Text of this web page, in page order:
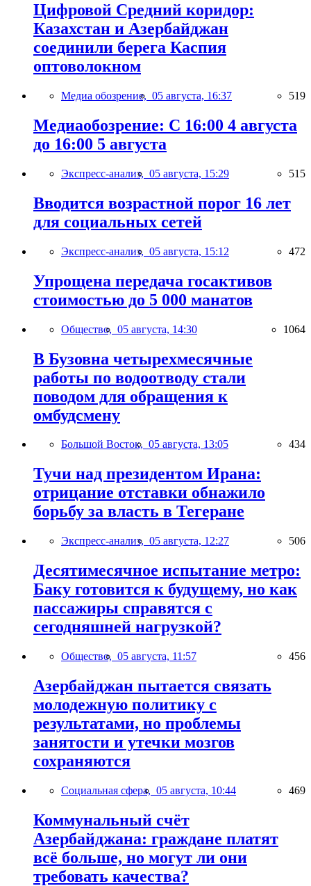
Цифровой Средний коридор:
Казахстан и Азербайджан
соединили берега Каспия
оптоволокном
Медиа обозрение, 05 августа, 16:37 519
Медиаобозрение: С 16:00 4 августа
до 16:00 5 августа
Экспресс-анализ, 05 августа, 15:29 515
Вводится возрастной порог 16 лет
для социальных сетей
Экспресс-анализ, 05 августа, 15:12 472
Упрощена передача госактивов
стоимостью до 5 000 манатов
Общество, 05 августа, 14:30 1064
В Бузовна четырехмесячные
работы по водоотводу стали
поводом для обращения к
омбудсмену
Большой Восток, 05 августа, 13:05 434
Тучи над президентом Ирана:
отрицание отставки обнажило
борьбу за власть в Тегеране
Экспресс-анализ, 05 августа, 12:27 506
Десятимесячное испытание метро:
Баку готовится к будущему, но как
пассажиры справятся с
сегодняшней нагрузкой?
Общество, 05 августа, 11:57 456
Азербайджан пытается связать
молодежную политику с
результатами, но проблемы
занятости и утечки мозгов
сохраняются
Социальная сфера, 05 августа, 10:44 469
Коммунальный счёт
Азербайджана: граждане платят
всё больше, но могут ли они
требовать качества?